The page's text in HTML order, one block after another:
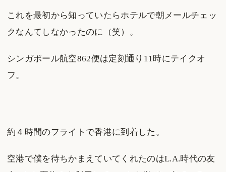
これを最初から知っていたらホテルで朝メールチェッ
クなんてしなかったのに（笑）。
シンガポール航空862便は定刻通り11時にテイクオ
フ。
約４時間のフライトで香港に到着した。
空港で僕を待ちかまえていてくれたのはL.A.時代の友